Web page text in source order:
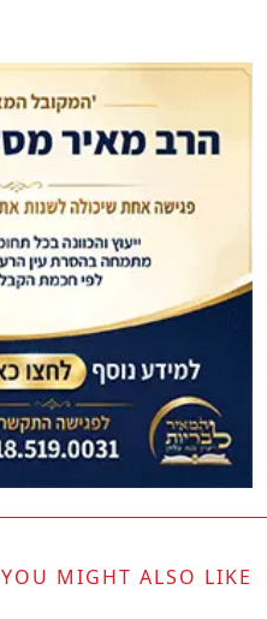
YOU MIGHT ALSO LIKE